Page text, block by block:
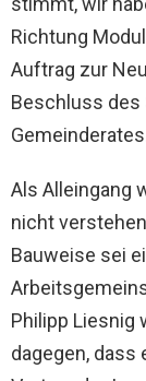
Richtung
Auftrag zur
Beschluss des
Als Alleingang
nicht
Bauweise sei
Philipp Liesnig
dagegen, dass